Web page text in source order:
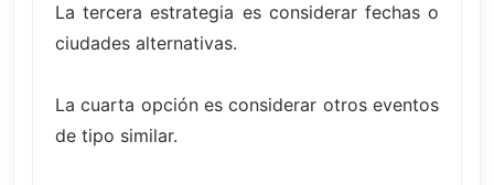
La tercera estrategia es considerar fechas o
ciudades alternativas.
La cuarta opción es considerar otros eventos
de tipo similar.